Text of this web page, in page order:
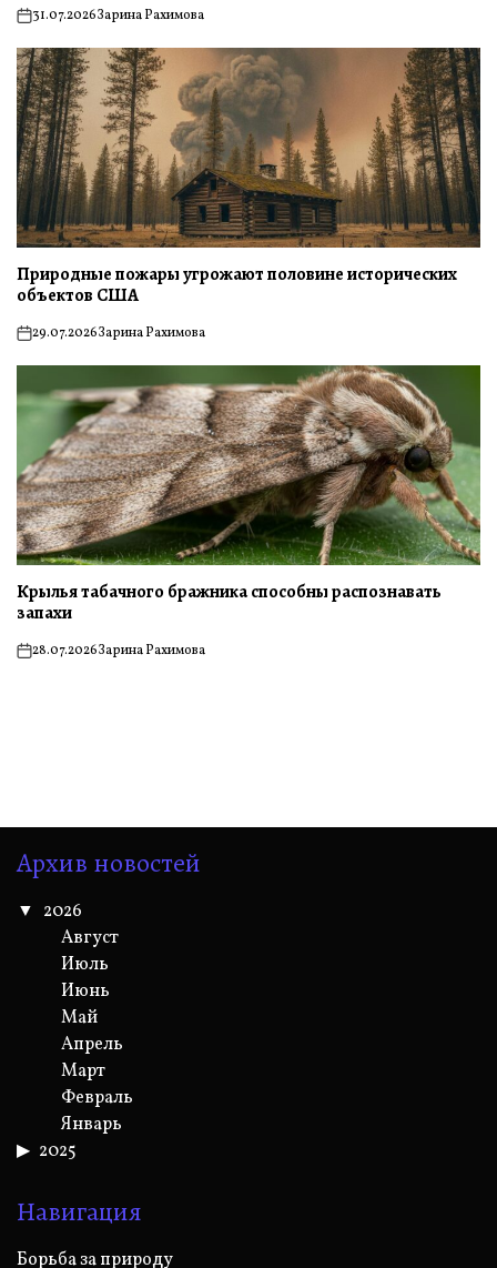
on31.07.2026Зарина Рахимова
Природные пожары угрожают половине исторических
объектов США
on29.07.2026Зарина Рахимова
Крылья табачного бражника способны распознавать
запахи
on28.07.2026Зарина Рахимова
Архив новостей
2026
Август
Июль
Июнь
Май
Апрель
Март
Февраль
Январь
2025
Навигация
Борьба за природу